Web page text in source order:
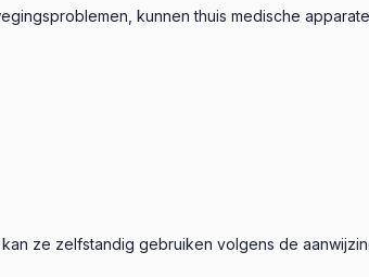
kunnen thuis medische
ze zelfstandig gebruiken volgens de